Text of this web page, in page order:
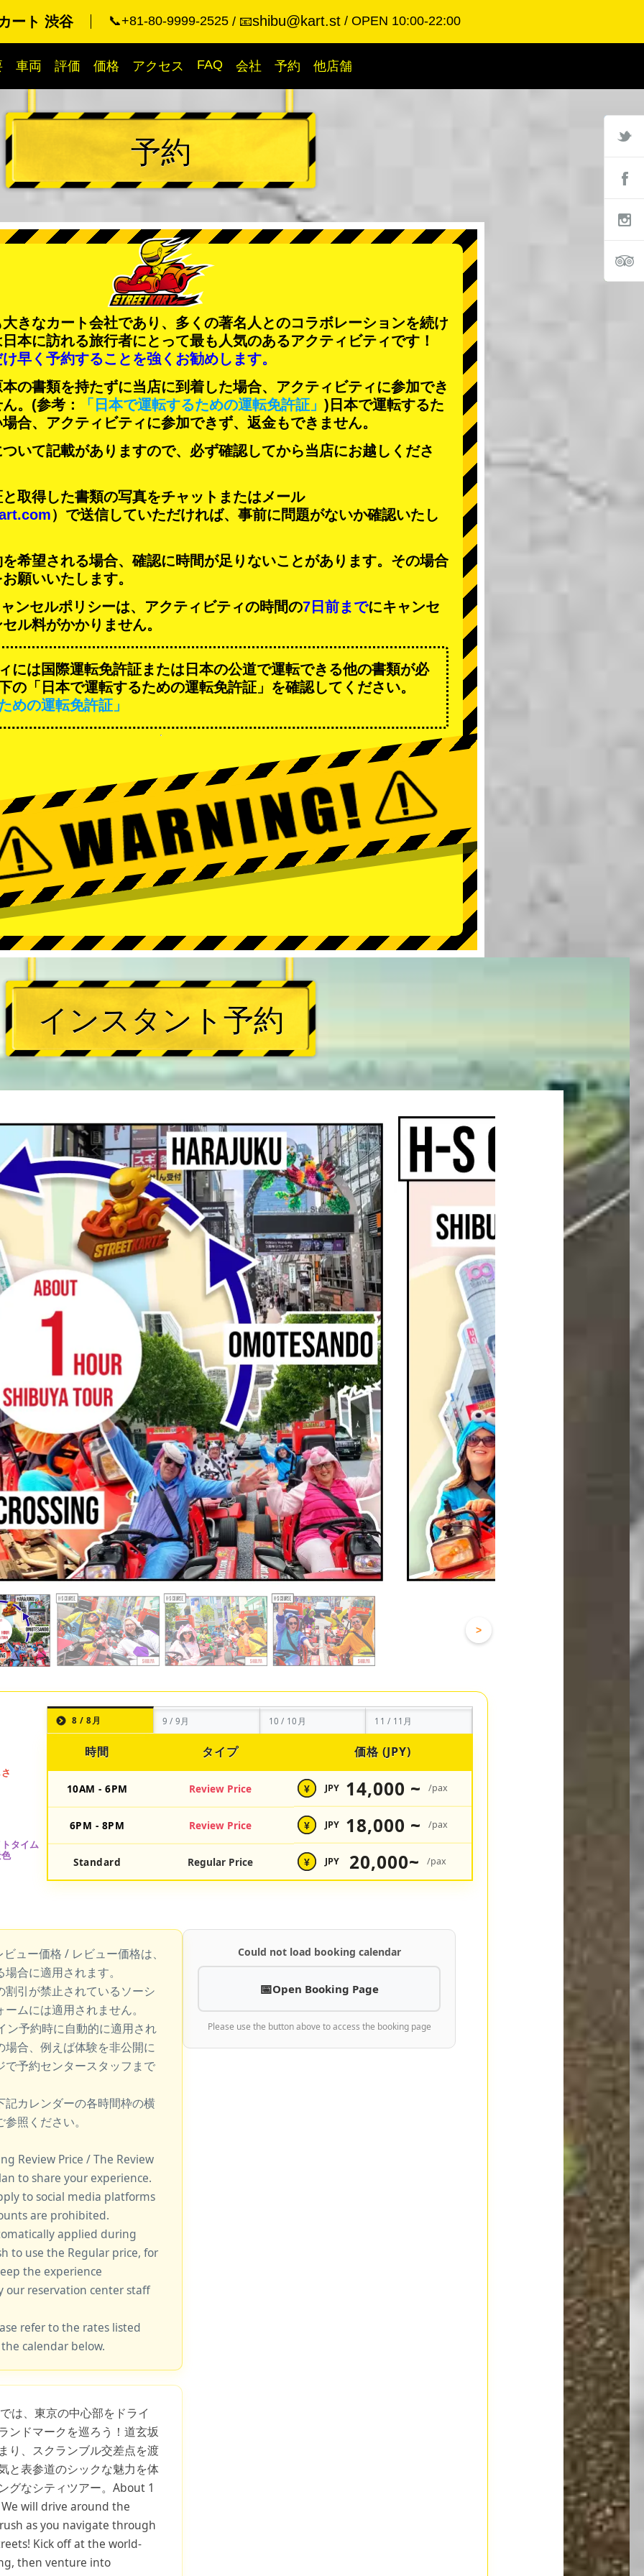
ート 渋谷 📞+81-80-9999-2525 📧shibu@kart.st OPEN 10:00-22:00
車両 評価 価格 アクセス FAQ 会社 予約 他店舗
予約
きなカート会社であり、 多くの著名人 とのコラボレーションを続け
本に訪れる旅行者にとって最も人気のあるアクティビティです！
早く予約することを強くお勧めします。
の書類を持たずに当店に到着した場合、アクティビティに参加でき
。 (参考： 「日本で運転するための運転免許証」 )日本で運転するた
合、アクティビティに参加できず、返金もできません。
いて記載がありますので、必ず確認してから当店にお越しくださ
取得した書類の写真をチャットまたはメール
）で送信していただければ、事前に問題がないか確認いたし
希望される場合、確認に時間が足りないことがあります。その場合
願いいたします。
ンセルポリシーは、アクティビティの時間の7日前までにキャンセ
ル料がかかりません。
には国際運転免許証または日本の公道で運転できる他の書類が必
の「日本で運転するための運転免許証」を確認してください。
めの運転免許証」
インスタント予約
>
8 / 8月 9 / 9月 10 / 10月 11 / 11月
時間 タイプ 価格 (JPY)
10AM - 6PM Review Price ¥ JPY 14,000 ~ /pax
6PM - 8PM Review Price ¥ JPY 18,000 ~ /pax
Standard Regular Price ¥ JPY 20,000~ /pax
ュー価格 / レビュー価格は、
合に適用されます。
引が禁止されているソーシ
ムには適用されません。
予約時に自動的に適用され
合、例えば体験を非公開に
予約センタースタッフまで
カレンダーの各時間枠の横
照ください。
Review Price / The Review
to share your experience.
to social media platforms
are prohibited.
applied during
to use the Regular price, for
the experience
our reservation center staff
refer to the rates listed
calendar below.
は、東京の中心部をドライ
ンドマークを巡ろう！道玄坂
り、スクランブル交差点を渡
と表参道のシックな魅力を体
グなシティツアー。About 1
will drive around the
as you navigate through
Kick off at the world-
then venture into
Could not load booking calendar
Open Booking Page
Please use the button above to access the booking page